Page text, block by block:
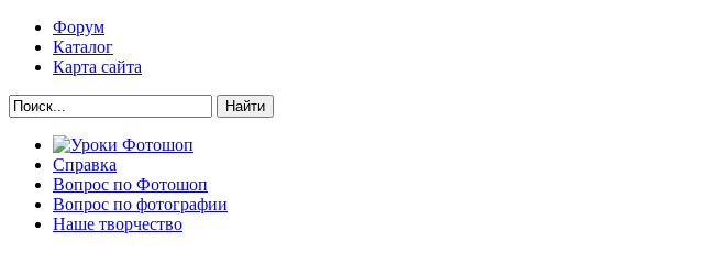
Форум
Каталог
Карта сайта
Найти
Справка
Вопрос по Фотошоп
Вопрос по фотографии
Наше творчество